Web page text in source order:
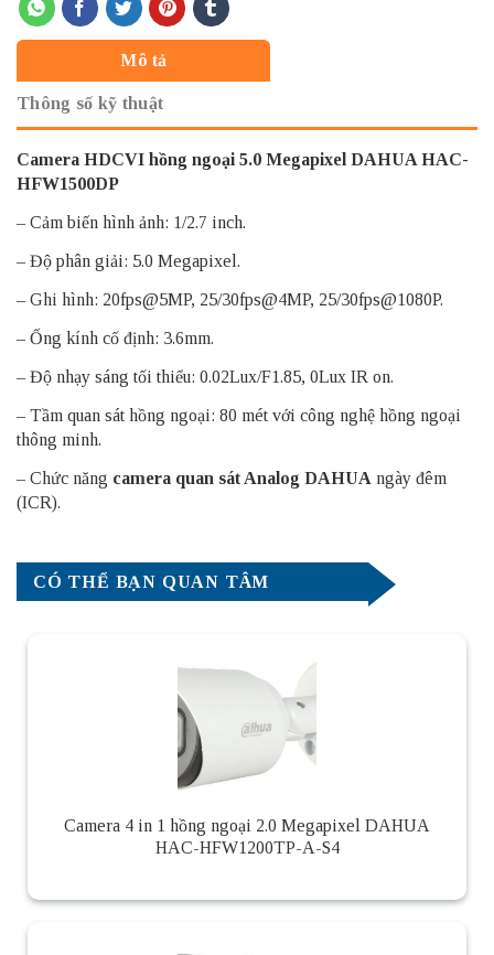
Mô tả
Thông số kỹ thuật
Camera HDCVI hồng ngoại 5.0 Megapixel DAHUA HAC-
HFW1500DP
– Cảm biến hình ảnh: 1/2.7 inch.
– Độ phân giải: 5.0 Megapixel.
– Ghi hình: 20fps@5MP, 25/30fps@4MP, 25/30fps@1080P.
– Ống kính cố định: 3.6mm.
– Độ nhạy sáng tối thiểu: 0.02Lux/F1.85, 0Lux IR on.
– Tầm quan sát hồng ngoại: 80 mét với công nghệ hồng ngoại
thông minh.
– Chức năng camera quan sát Analog DAHUA ngày đêm
(ICR).
CÓ THỂ BẠN QUAN TÂM
Camera 4 in 1 hồng ngoại 2.0 Megapixel DAHUA
HAC-HFW1200TP-A-S4